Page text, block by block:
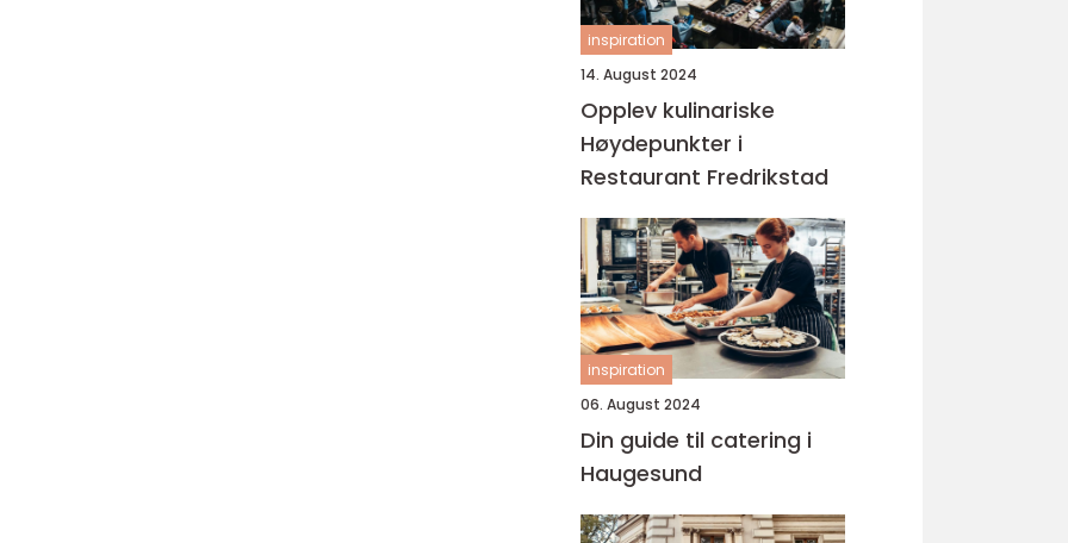
inspiration
14. August 2024
Opplev kulinariske
Høydepunkter i
Restaurant Fredrikstad
inspiration
06. August 2024
Din guide til catering i
Haugesund